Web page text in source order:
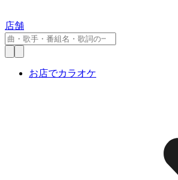
店舗
お店でカラオケ